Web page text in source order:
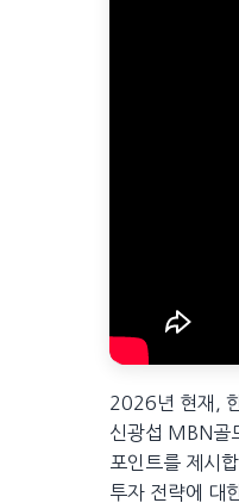
2026년 현재,
신광섭 MBN골
포인트를 제시
투자 전략에 대